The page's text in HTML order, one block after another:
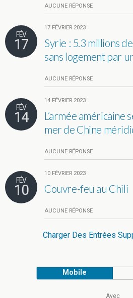
AUCUNE RÉPONSE
FÉV
17
17 FÉVRIER 2023
Syrie : 5.3 millions
sans logement par
AUCUNE RÉPONSE
FÉV
14
14 FÉVRIER 2023
L’armée américaine
mer de Chine
AUCUNE RÉPONSE
FÉV
10
10 FÉVRIER 2023
Couvre-feu au Chili
AUCUNE RÉPONSE
Charger Des Entrées
Mobile
Avec